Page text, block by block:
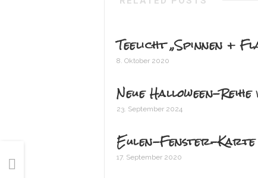
Teelicht „Spinnen +
8. Oktober 2020
Neue Halloween-
23. September 2024
Eulen-Fenster-Karte
17. September 2020